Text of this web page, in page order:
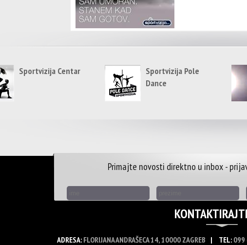
Sportvizija Centar
Sportvizija Pole
Dance
Primajte novosti direktno u inbox -
ADRESA: FLORIJANA ANDRAŠECA 14, 10000 ZAGREB | TEL: 099